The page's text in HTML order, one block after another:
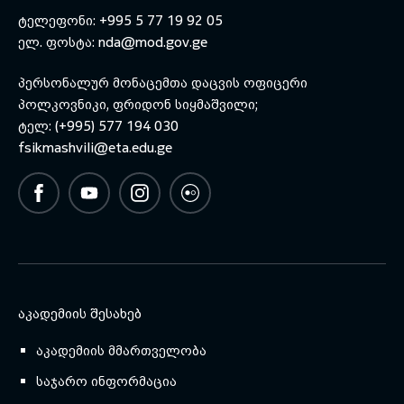
ტელეფონი: +995 5 77 19 92 05
ელ. ფოსტა: nda@mod.gov.ge
პერსონალურ მონაცემთა დაცვის ოფიცერი
პოლკოვნიკი, ფრიდონ სიყმაშვილი;
ტელ: (+995) 577 194 030
fsikmashvili@eta.edu.ge
ᲐᲙᲐᲓᲔᲛᲘᲘᲡ ᲨᲔᲡᲐᲮᲔᲑ
აკადემიის მმართველობა
საჯარო ინფორმაცია